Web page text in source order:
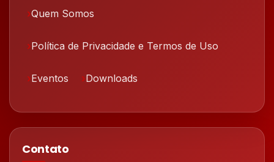
Quem Somos
Política de Privacidade e Termos de Uso
Eventos Downloads
Contato